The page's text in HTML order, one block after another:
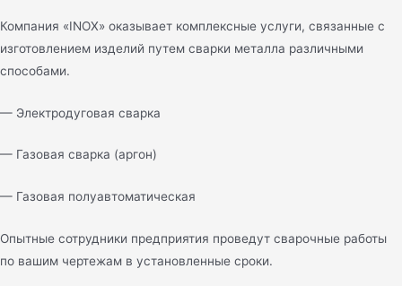
Компания «INOX» оказывает комплексные услуги, связанные с
изготовлением изделий путем сварки металла различными
способами.
— Электродуговая сварка
— Газовая сварка (аргон)
— Газовая полуавтоматическая
Опытные сотрудники предприятия проведут сварочные работы
по вашим чертежам в установленные сроки.